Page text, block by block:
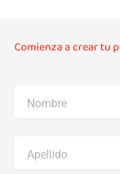
Comienza a crear tu
Nombre
Apellido